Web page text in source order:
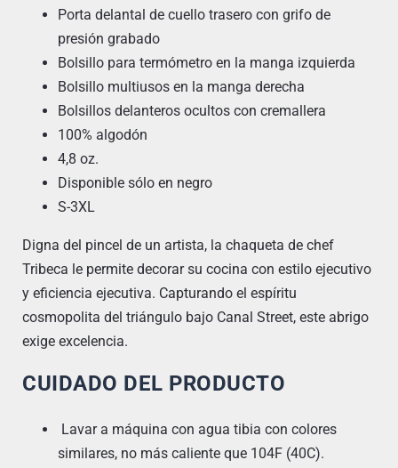
Porta delantal de cuello trasero con grifo de
presión grabado
Bolsillo para termómetro en la manga izquierda
Bolsillo multiusos en la manga derecha
Bolsillos delanteros ocultos con cremallera
100% algodón
4,8 oz.
Disponible sólo en negro
S-3XL
Digna del pincel de un artista, la chaqueta de chef
Tribeca le permite decorar su cocina con estilo ejecutivo
y eficiencia ejecutiva. Capturando el espíritu
cosmopolita del triángulo bajo Canal Street, este abrigo
exige excelencia.
CUIDADO DEL PRODUCTO
Lavar a máquina con agua tibia con colores
similares, no más caliente que 104F (40C).